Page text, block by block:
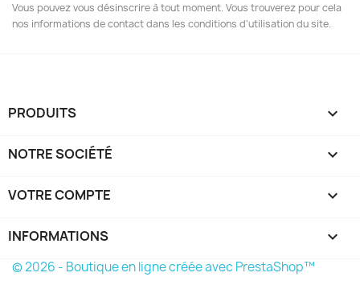
Vous pouvez vous désinscrire à tout moment. Vous trouverez pour cela
nos informations de contact dans les conditions d'utilisation du site.
PRODUITS 
NOTRE SOCIÉTÉ 
VOTRE COMPTE 
INFORMATIONS keyboard_arrow_down
© 2026 - Boutique en ligne créée avec PrestaShop™